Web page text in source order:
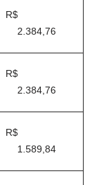
R$
2.384,76
R$
2.384,76
R$
1.589,84